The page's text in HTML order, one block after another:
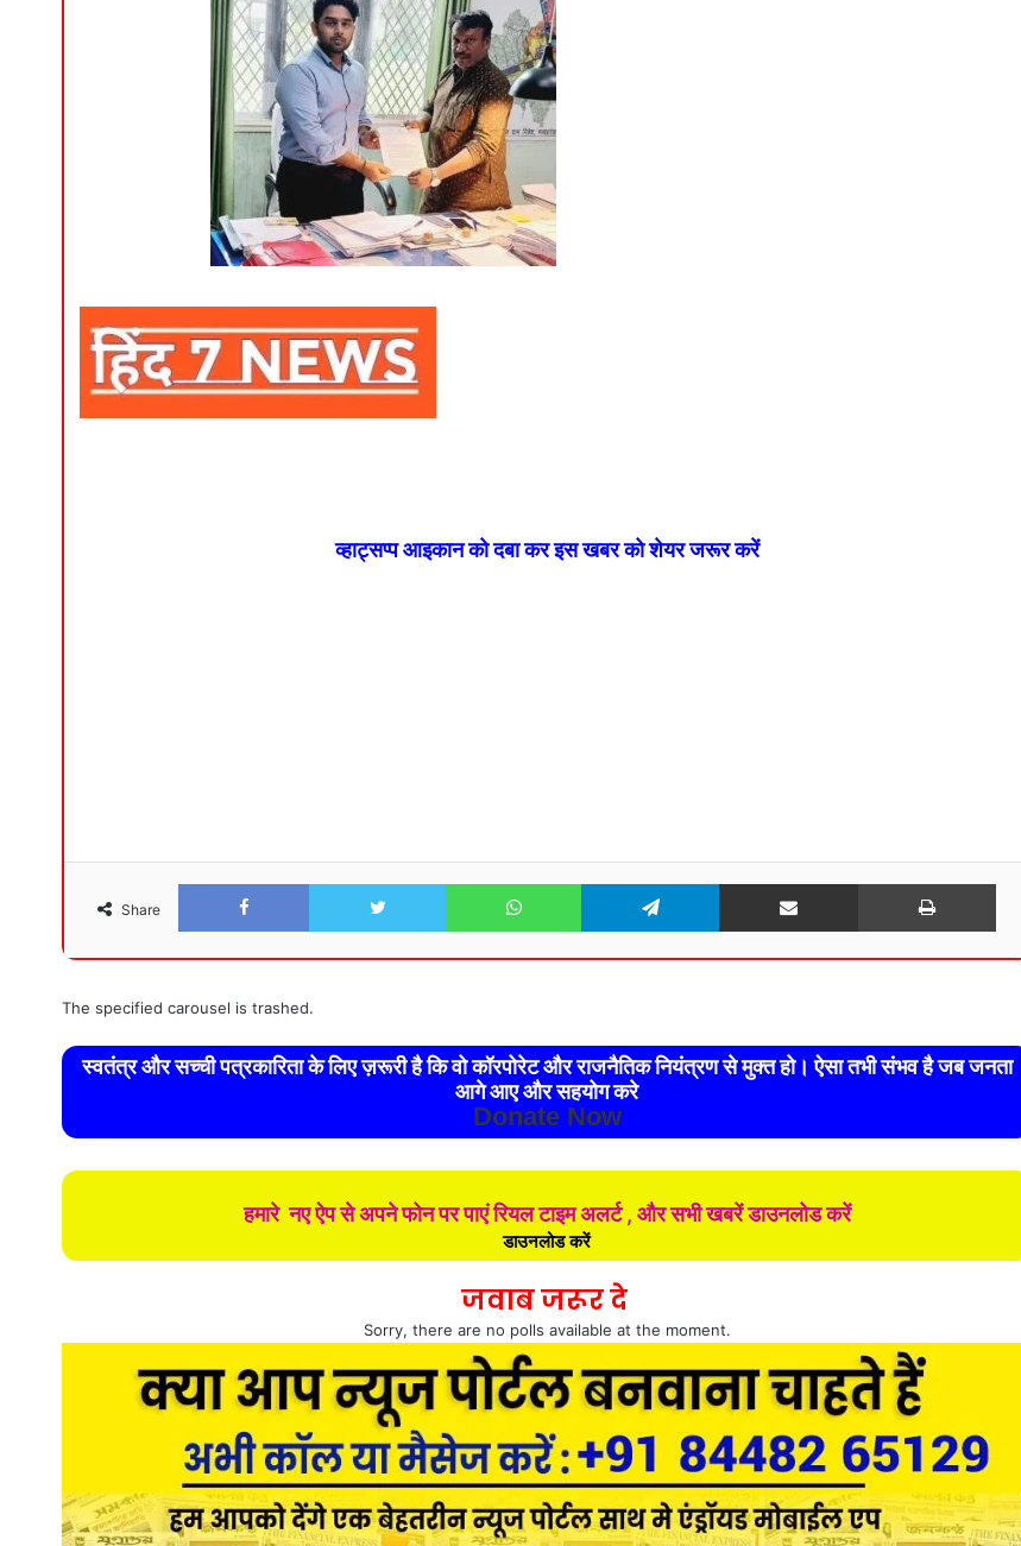
व्हाट्सप्प आइकान को दबा कर इस खबर को शेयर जरूर करें
Share
Facebook Twitter WhatsApp Telegram Share via Email Print
The specified carousel is trashed.
स्वतंत्र और सच्ची पत्रकारिता के लिए ज़रूरी है कि वो कॉरपोरेट और राजनैतिक नियंत्रण से मुक्त हो। ऐसा तभी संभव है जब जनता
आगे आए और सहयोग करे
Donate Now
हमारे नए ऐप से अपने फोन पर पाएं रियल टाइम अलर्ट , और सभी खबरें डाउनलोड करें
डाउनलोड करें
जवाब जरूर दे
Sorry, there are no polls available at the moment.